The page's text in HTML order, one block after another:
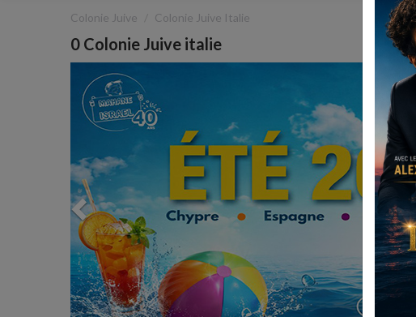
Colonie Juive Colonie Juive Italie
0 Colonie Juive italie
Previous